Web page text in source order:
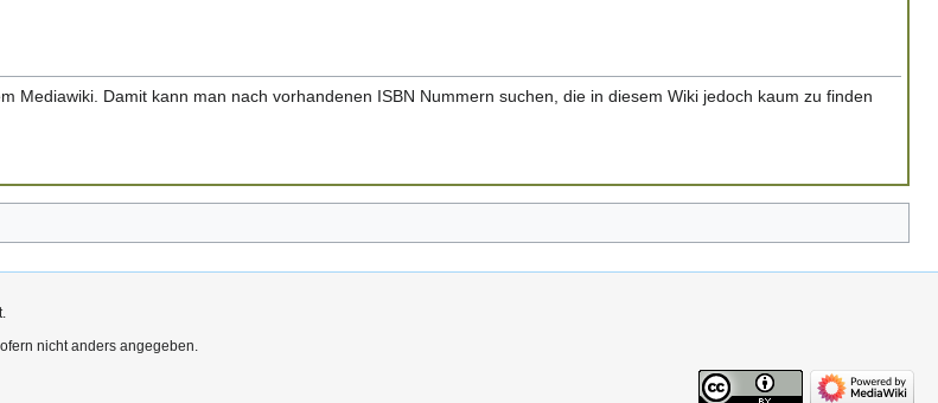
Mediawiki. Damit kann man nach vorhandenen ISBN Nummern suchen, die in diesem Wiki jedoch kaum zu finden
nicht anders angegeben.